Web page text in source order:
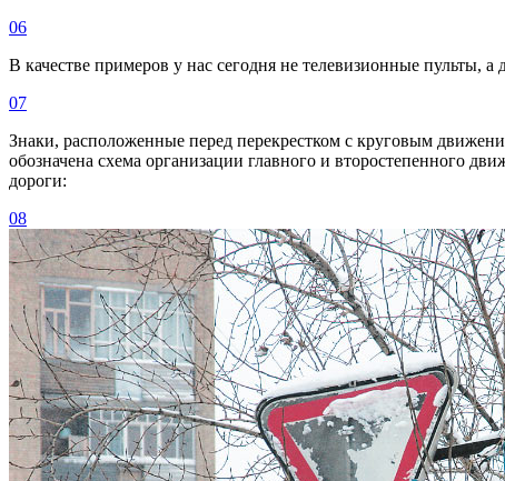
06
В качестве примеров у нас сегодня не телевизионные пульты, а
07
Знаки, расположенные перед перекрестком с круговым
обозначена схема организации главного и второстепенного
дороги:
08